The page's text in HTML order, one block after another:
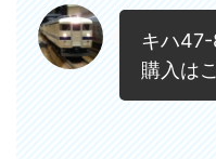
キハ
購入は